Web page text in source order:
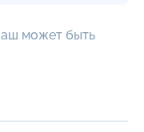
может быть